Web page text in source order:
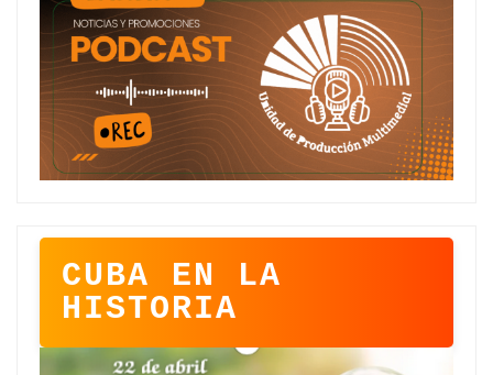
CUBA EN LA
HISTORIA